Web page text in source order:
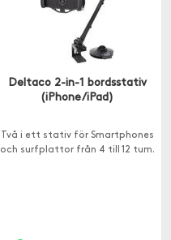
Deltaco 2-in-1 bordsstativ
(iPhone/iPad)
Två i ett stativ för Smartphones
och surfplattor från 4 till 12 tum.